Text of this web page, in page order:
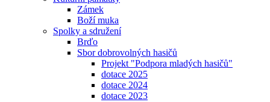
Zámek
Boží muka
Spolky a sdružení
Brďo
Sbor dobrovolných hasičů
Projekt "Podpora mladých hasičů"
dotace 2025
dotace 2024
dotace 2023